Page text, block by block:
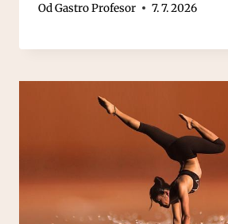
OdGastro Profesor 7. 7. 2026